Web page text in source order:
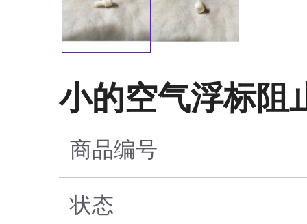
小的空气浮标阻
商品编号
状态